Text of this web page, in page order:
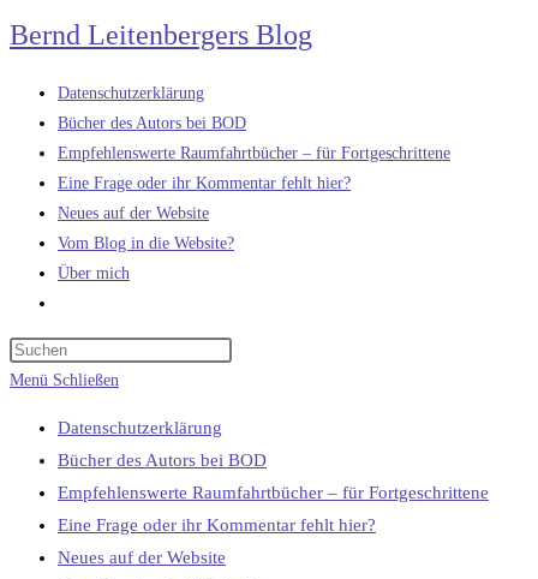
Zum
Inhalt
springen
Bernd Leitenbergers Blog
Datenschutzerklärung
Bücher des Autors bei BOD
Empfehlenswerte Raumfahrtbücher – für Fortgeschrittene
Eine Frage oder ihr Kommentar fehlt hier?
Neues auf der Website
Vom Blog in die Website?
Über mich
umschalten
Menü Schließen
Datenschutzerklärung
Bücher des Autors bei BOD
Empfehlenswerte Raumfahrtbücher – für Fortgeschrittene
Eine Frage oder ihr Kommentar fehlt hier?
Neues auf der Website